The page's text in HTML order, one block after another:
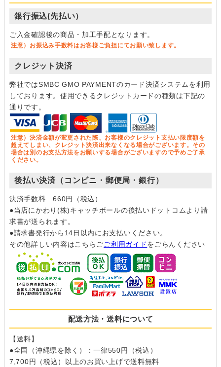
銀行振込(先払い）
ご入金確認後の商品・加工手配となります。
注意）お振込み手数料はお客様ご負担にてお願い致します。
クレジット決済
弊社ではSMBC GMO PAYMENTのカード決済システムを利用
しております。使用できるクレジットカードの種類は下記の
通りです。
注意）決済金額が変更された際、お客様のクレジット支払い限度額を
超えてしまい、クレジット決済出来なくなる場合がございます。その
場合は別のお支払方法をお願いする場合がございますので予めご了承
ください。
後払い決済（コンビニ・郵便局・銀行）
決済手数料 660円（税込）
●当店にかわり(株)キャッチボールの後払いドットコムより請
求書が送られます。
●請求書発行から14日以内にお支払いください。
その他詳しい内容はこちらごご利用ガイドをごらんください
配送方法・送料について
【送料】
●全国（沖縄県を除く）：一律550円（税込）
7,700円（税込）以上のお買い上げで送料無料